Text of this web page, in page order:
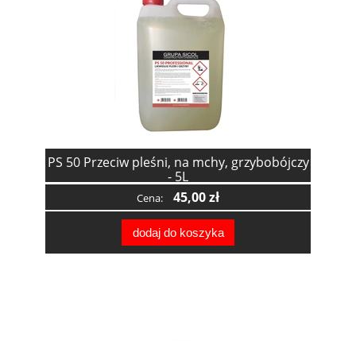
PS 50 Przeciw pleśni, na mchy, grzybobójczy
- 5L
Cena: 45,00 zł
dodaj do koszyka